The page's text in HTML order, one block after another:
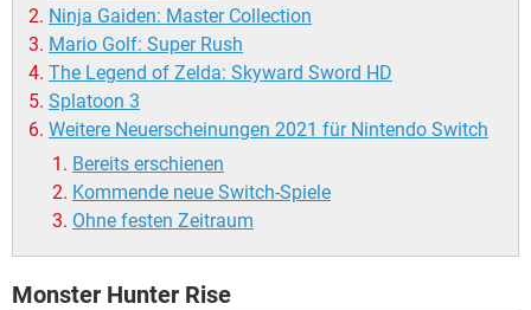
Ninja Gaiden: Master Collection
Mario Golf: Super Rush
The Legend of Zelda: Skyward Sword HD
Splatoon 3
Weitere Neuerscheinungen 2021 für Nintendo Switch
Bereits erschienen
Kommende neue Switch-Spiele
Ohne festen Zeitraum
Monster Hunter Rise